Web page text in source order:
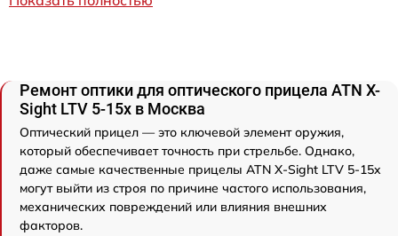
Ремонт оптики для оптического прицела ATN X-
Sight LTV 5-15x в Москва
Оптический прицел — это ключевой элемент оружия,
который обеспечивает точность при стрельбе. Однако,
даже самые качественные прицелы ATN X-Sight LTV 5-15x
могут выйти из строя по причине частого использования,
механических повреждений или влияния внешних
факторов.